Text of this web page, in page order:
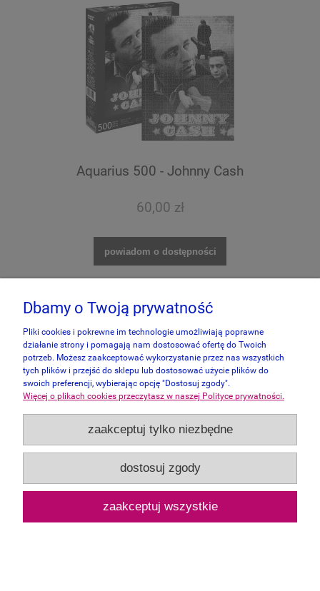
Aquarius 500 - Johnny Cash
60,00 zł
powiadom o dostępności
Aquarius 500 - Parks and Recreation
Dbamy o Twoją prywatność
Pliki cookies i pokrewne im technologie umożliwiają poprawne
działanie strony i pomagają nam dostosować ofertę do Twoich
potrzeb. Możesz zaakceptować wykorzystanie przez nas wszystkich
tych plików i przejść do sklepu lub dostosować użycie plików do
swoich preferencji, wybierając opcję "Dostosuj zgody".
Więcej o plikach cookies przeczytasz w naszej Polityce prywatności.
zaakceptuj tylko niezbędne
dostosuj zgody
zaakceptuj wszystkie